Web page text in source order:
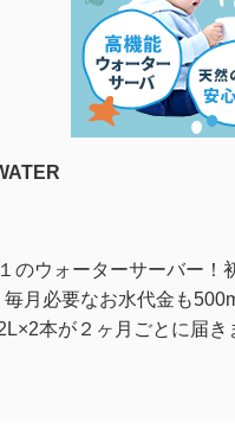
のウォーターサーバー
月必要なお水代金も
本が２ヶ月ごとに届き